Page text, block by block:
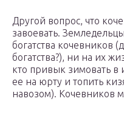
Другой вопрос, что
завоевать.
богатства кочевников
богатства?), ни на их
кто привык зимовать в
ее на юрту и топить
навозом). Кочевников